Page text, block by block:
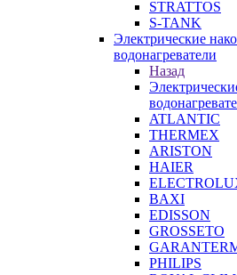
STRATTOS
S-TANK
Электрические
водонагреватели
Назад
ATLANTIC
THERMEX
ARISTON
HAIER
BAXI
EDISSON
GROSSETO
PHILIPS